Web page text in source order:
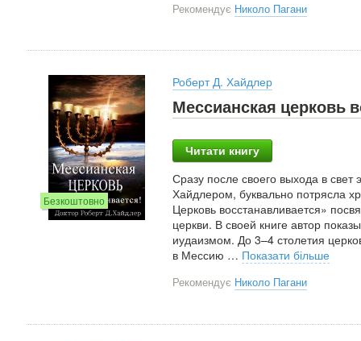
Рекомендує Николо Пагани
Безкоштовно
Роберт Д. Хайдлер
Мессианская церковь
Читати книгу
Сразу после своего выхода в свет
Хайдлером, буквально потрясла
Церковь восстанавливается»
церкви. В своей книге автор
иудаизмом. До 3–4 столетия
в Мессию … Показати більше
Рекомендує Николо Пагани